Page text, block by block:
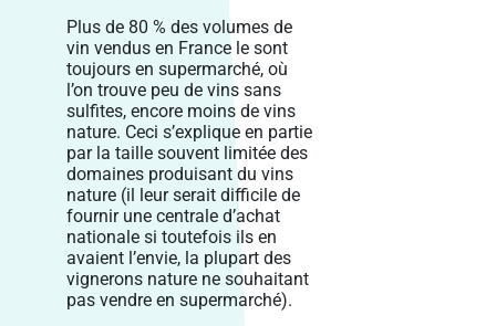
Plus de 80 % des volumes de
vin vendus en France le sont
toujours en supermarché, où
l’on trouve peu de vins sans
sulfites, encore moins de vins
nature. Ceci s’explique en partie
par la taille souvent limitée des
domaines produisant du vins
nature (il leur serait difficile de
fournir une centrale d’achat
nationale si toutefois ils en
avaient l’envie, la plupart des
vignerons nature ne souhaitant
pas vendre en supermarché).